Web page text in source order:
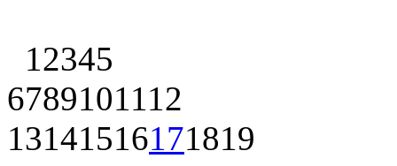
12345
6789101112
13141516171819